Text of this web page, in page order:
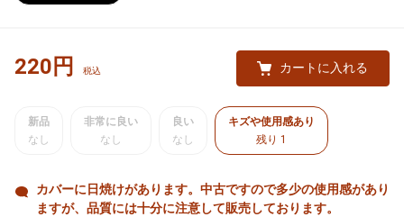
220円 カートに入れる
新品
なし
非常に良い
なし
良い
なし
キズや使用感あり
残り 1
カバーに日焼けがあります。中古ですので多少の使用感があり
ますが、品質には十分に注意して販売しております。